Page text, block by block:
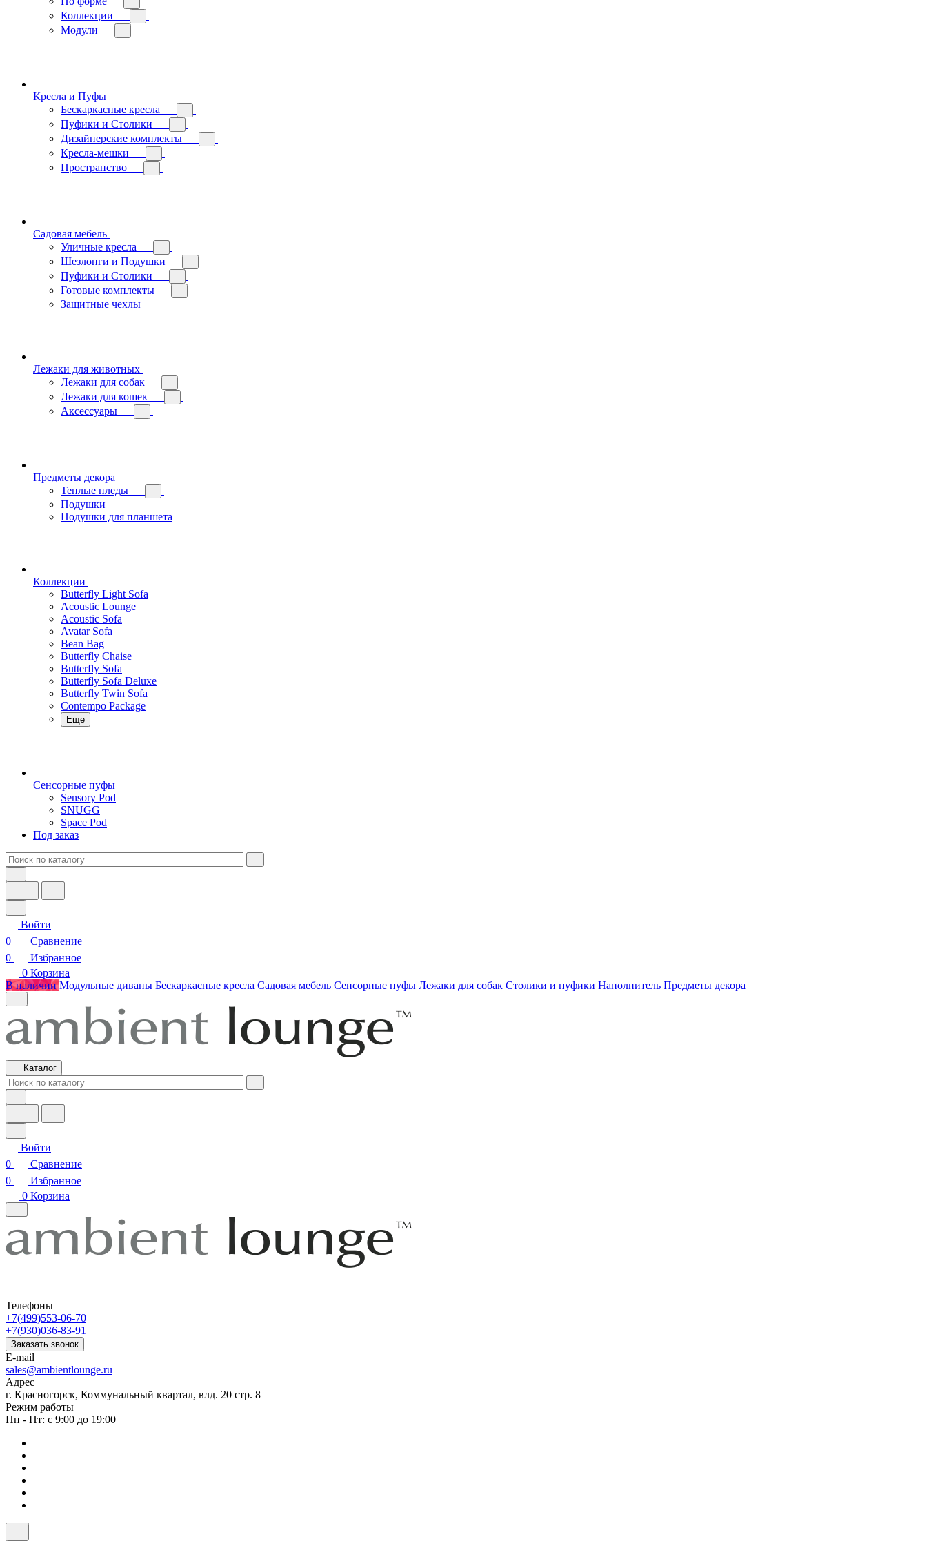
Коллекции
Модули
Кресла и Пуфы
Бескаркасные кресла
Пуфики и Столики
Дизайнерские комплекты
Кресла-мешки
Пространство
Садовая мебель
Уличные кресла
Шезлонги и Подушки
Пуфики и Столики
Готовые комплекты
Защитные чехлы
Лежаки для животных
Лежаки для собак
Лежаки для кошек
Аксессуары
Предметы декора
Теплые пледы
Подушки
Подушки для планшета
Коллекции
Butterfly Light Sofa
Acoustic Lounge
Acoustic Sofa
Avatar Sofa
Bean Bag
Butterfly Chaise
Butterfly Sofa
Butterfly Sofa Deluxe
Butterfly Twin Sofa
Contempo Package
Еще
Сенсорные пуфы
Sensory Pod
SNUGG
Space Pod
Под заказ
Войти
0
Сравнение
0
Избранное
0 Корзина
В наличии Модульные диваны Бескаркасные кресла Садовая мебель Сенсорные пуфы Лежаки для собак Столики и пуфики Наполнитель Предметы декора
Каталог
Войти
0
Сравнение
0
Избранное
0 Корзина
Телефоны
+7(499)553-06-70
+7(930)036-83-91
Заказать звонок
E-mail
sales@ambientlounge.ru
Адрес
г. Красногорск, Коммунальный квартал, влд. 20 стр. 8
Режим работы
Пн - Пт: с 9:00 до 19:00